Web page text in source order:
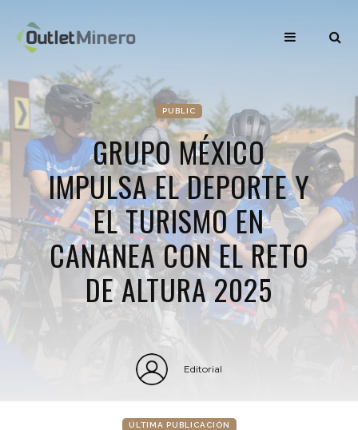
PUBLIC
GRUPO MÉXICO
IMPULSA EL DEPORTE Y
EL TURISMO EN
CANANEA CON EL RETO
DE ALTURA 2025
Editorial
ÚLTIMA PUBLICACIÓN